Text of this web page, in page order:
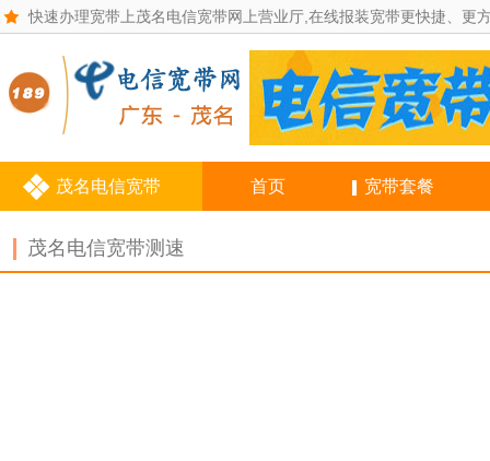
快速办理宽带上茂名电信宽带网上营业厅,在线报装宽带更快捷、更
茂名电信宽带 首页 宽带套餐
茂名电信宽带测速